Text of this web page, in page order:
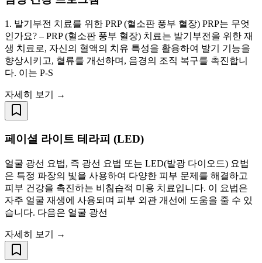
1. 발기부전 치료를 위한 PRP (혈소판 풍부 혈장) PRP는 무엇
인가요? – PRP (혈소판 풍부 혈장) 치료는 발기부전을 위한 재
생 치료로, 자신의 혈액의 치유 특성을 활용하여 발기 기능을
향상시키고, 혈류를 개선하며, 음경의 조직 복구를 촉진합니
다. 이는 P-S
자세히 보기 →
페이셜 라이트 테라피 (LED)
얼굴 광선 요법, 즉 광선 요법 또는 LED(발광 다이오드) 요법
은 특정 파장의 빛을 사용하여 다양한 피부 문제를 해결하고
피부 건강을 촉진하는 비침습적 미용 치료입니다. 이 요법은
자주 얼굴 재생에 사용되며 피부 외관 개선에 도움을 줄 수 있
습니다. 다음은 얼굴 광선
자세히 보기 →